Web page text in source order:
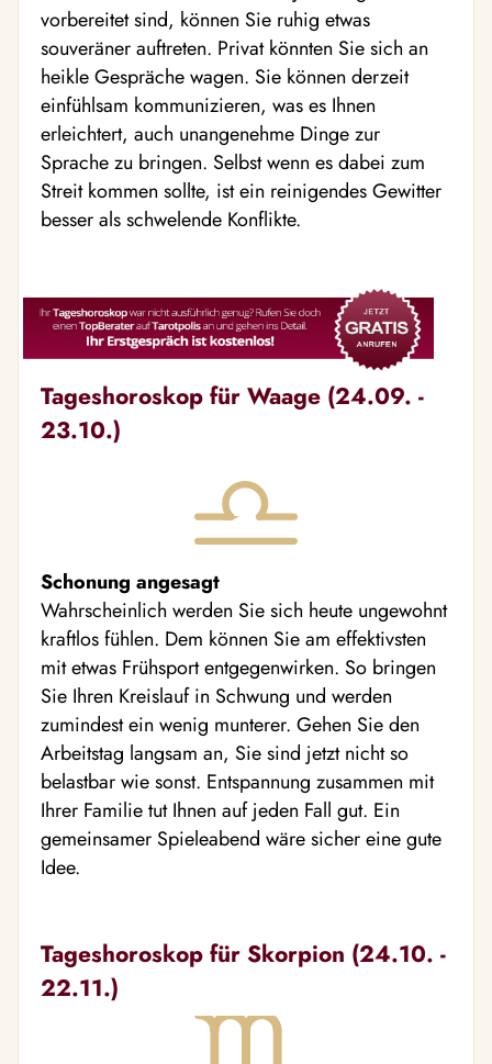
vorbereitet sind, können Sie ruhig etwas
souveräner auftreten. Privat könnten Sie sich an
heikle Gespräche wagen. Sie können derzeit
einfühlsam kommunizieren, was es Ihnen
erleichtert, auch unangenehme Dinge zur
Sprache zu bringen. Selbst wenn es dabei zum
Streit kommen sollte, ist ein reinigendes Gewitter
besser als schwelende Konflikte.
Tageshoroskop für Waage (24.09. -
23.10.)
Schonung angesagt
Wahrscheinlich werden Sie sich heute ungewohnt
kraftlos fühlen. Dem können Sie am effektivsten
mit etwas Frühsport entgegenwirken. So bringen
Sie Ihren Kreislauf in Schwung und werden
zumindest ein wenig munterer. Gehen Sie den
Arbeitstag langsam an, Sie sind jetzt nicht so
belastbar wie sonst. Entspannung zusammen mit
Ihrer Familie tut Ihnen auf jeden Fall gut. Ein
gemeinsamer Spieleabend wäre sicher eine gute
Idee.
Tageshoroskop für Skorpion (24.10. -
22.11.)